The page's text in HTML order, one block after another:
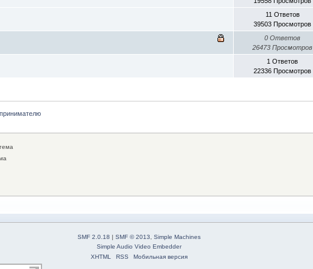
11 Ответов
39503 Просмотров
0 Ответов
26473 Просмотров
1 Ответов
22336 Просмотров
SMF 2.0.18 | SMF © 2013, Simple Machines
Simple Audio Video Embedder
XHTML
RSS Мобильная версия